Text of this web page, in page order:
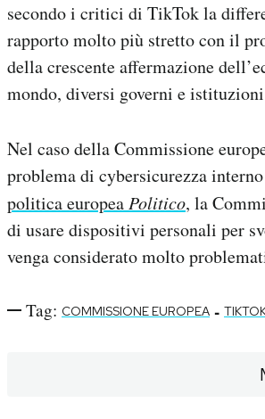
secondo i critici di TikTok la
rapporto molto più stretto con il
della crescente affermazione
mondo, diversi governi e
Nel caso della Commissione
problema di cybersicurezza
politica europeaPolitico, la
di usare dispositivi personali per
venga considerato molto
Tag: COMMISSIONE EUROPEA -